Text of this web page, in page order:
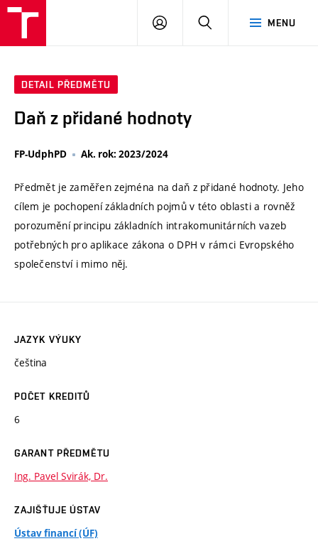
MENU
PŘIHLÁSIT
DETAIL PŘEDMĚTU
Daň z přidané hodnoty
FP-UdphPD Ak. rok: 2023/2024
Předmět je zaměřen zejména na daň z přidané hodnoty. Jeho
cílem je pochopení základních pojmů v této oblasti a rovněž
porozumění principu základních intrakomunitárních vazeb
potřebných pro aplikace zákona o DPH v rámci Evropského
společenství i mimo něj.
JAZYK VÝUKY
čeština
POČET KREDITŮ
6
GARANT PŘEDMĚTU
Ing. Pavel Svirák, Dr.
ZAJIŠŤUJE ÚSTAV
Ústav financí (ÚF)